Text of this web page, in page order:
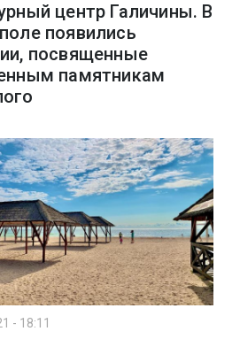
центр Галичины. В
появились
посвященные
памятникам
- 18:11